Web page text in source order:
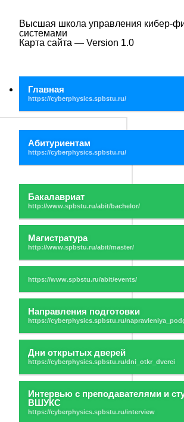
Высшая школа управления кибер-
системами
Карта сайта — Version 1.0
Главная
Абитуриентам
Бакалавриат
Магистратура
Направления подготовки
Дни открытых дверей
Интервью с преподавателями и
ВШУКС